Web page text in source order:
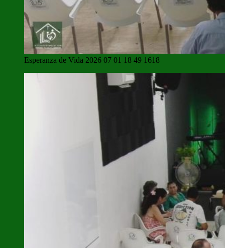
Esperanza de Vida 2026 07 01 18 49 1618